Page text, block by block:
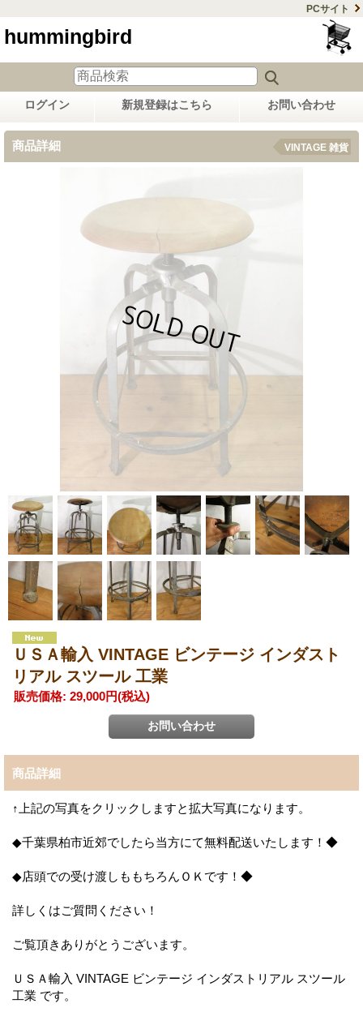
PCサイト
hummingbird
ログイン 新規登録はこちら お問い合わせ
商品詳細 VINTAGE 雑貨
ＵＳＡ輸入 VINTAGE ビンテージ インダスト
リアル スツール 工業
販売価格: 29,000円(税込)
商品詳細
↑上記の写真をクリックしますと拡大写真になります。
◆千葉県柏市近郊でしたら当方にて無料配送いたします！◆
◆店頭での受け渡しももちろんＯＫです！◆
詳しくはご質問ください！
ご覧頂きありがとうございます。
ＵＳＡ輸入 VINTAGE ビンテージ インダストリアル スツール
工業 です。